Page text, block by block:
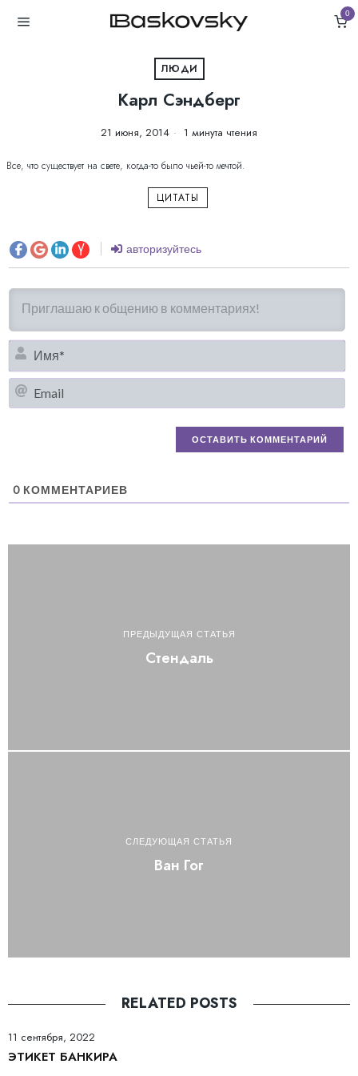
0
ЛЮДИ
Карл Сэндберг
21 июня, 2014 1 минута чтения
Все, что существует на свете, когда-то было чьей-то мечтой.
ЦИТАТЫ
авторизуйтесь
0 КОММЕНТАРИЕВ
ПРЕДЫДУЩАЯ СТАТЬЯ
Стендаль
СЛЕДУЮЩАЯ СТАТЬЯ
Ван Гог
RELATED POSTS
11 сентября, 2022
ЭТИКЕТ БАНКИРА